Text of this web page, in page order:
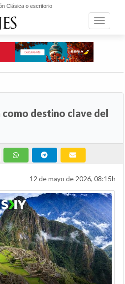
Clásica o escritorio
Toggle
como destino clave del
12 de mayo de 2026, 08:15h